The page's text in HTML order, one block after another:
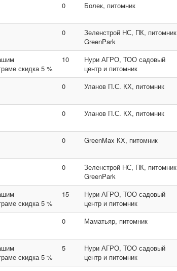
0 Болек, питомник
0
Зеленстрой НС, ПК, питомник
GreenPark
скидка 5 %
10
Нури АГРО, ТОО садовый
центр и питомник
0 Уланов П.С. КХ, питомник
0 Уланов П.С. КХ, питомник
0 GreenMax КХ, питомник
0
Зеленстрой НС, ПК, питомник
GreenPark
скидка 5 %
15
Нури АГРО, ТОО садовый
центр и питомник
0 Маматьяр, питомник
скидка 5 %
5
Нури АГРО, ТОО садовый
центр и питомник